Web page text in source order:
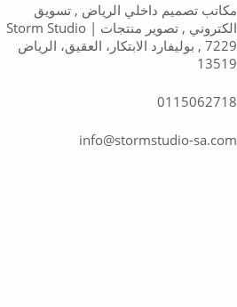
مكاتب تصميم داخلي الرياض , تسويق
الكتروني , تصوير منتجات | Storm Studio
, 7229 بوليفارد الابتكار، العقيق، الرياض
13519
0115062718
info@stormstudio-sa.com